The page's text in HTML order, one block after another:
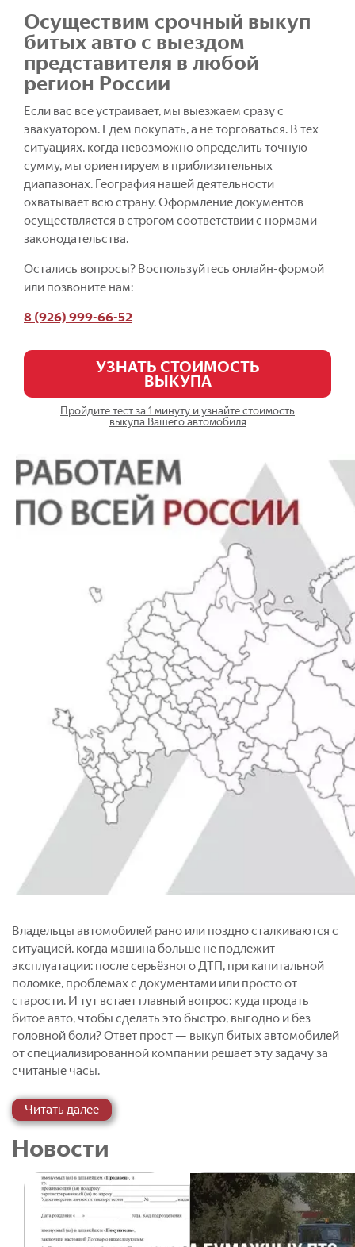
Осуществим срочный выкуп
битых авто с выездом
представителя в любой
регион России
Если вас все устраивает, мы выезжаем сразу с
эвакуатором. Едем покупать, а не торговаться. В тех
ситуациях, когда невозможно определить точную
сумму, мы ориентируем в приблизительных
диапазонах. География нашей деятельности
охватывает всю страну. Оформление документов
осуществляется в строгом соответствии с нормами
законодательства.
Остались вопросы? Воспользуйтесь онлайн-формой
или позвоните нам:
8 (926) 999-66-52
УЗНАТЬ СТОИМОСТЬ
ВЫКУПА
Пройдите тест за 1 минуту и узнайте стоимость
выкупа Вашего автомобиля
Владельцы автомобилей рано или поздно сталкиваются с
ситуацией, когда машина больше не подлежит
эксплуатации: после серьёзного ДТП, при капитальной
поломке, проблемах с документами или просто от
старости. И тут встает главный вопрос: куда продать
битое авто, чтобы сделать это быстро, выгодно и без
головной боли? Ответ прост — выкуп битых автомобилей
от специализированной компании решает эту задачу за
считаные часы.
Выкуп битых автомобилей, авто после ДТП, аварийных и
неисправных машин в Москве и области — быстро,
честно, дорого
Современный автоворонок — это не только покупка и
продажа машин. Для многих автовладельцев реальной
проблемой становится ситуация, когда транспортное
средство внезапно выходит из строя, попадает в аварию
или теряет способность двигаться. В таких случаях встает
Читать далее
Новости